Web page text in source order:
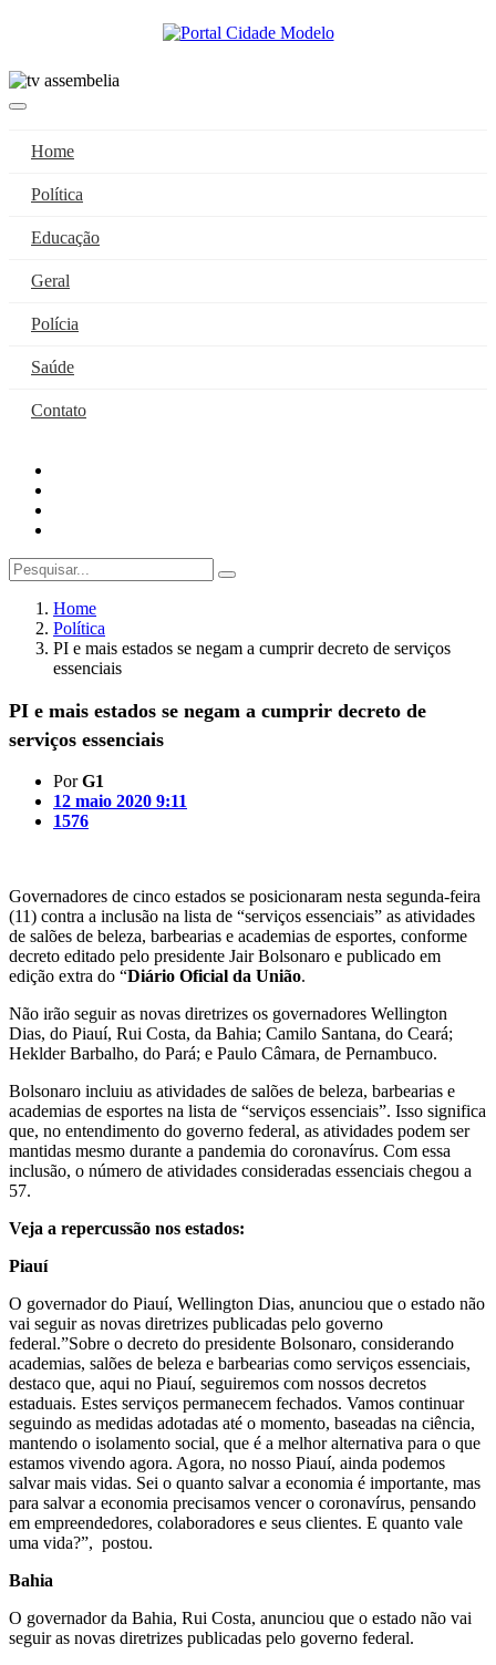
Home
Política
Educação
Geral
Polícia
Saúde
Contato
Home
Política
PI e mais estados se negam a cumprir decreto de serviços
essenciais
PI e mais estados se negam a cumprir decreto de
serviços essenciais
PorG1
12 maio 2020 9:11
1576
Governadores de cinco estados se posicionaram nesta segunda-feira
(11) contra a inclusão na lista de “serviços essenciais” as atividades
de salões de beleza, barbearias e academias de esportes, conforme
decreto editado pelo presidente Jair Bolsonaro e publicado em
edição extra do “Diário Oficial da União.
Não irão seguir as novas diretrizes os governadores Wellington
Dias, do Piauí, Rui Costa, da Bahia; Camilo Santana, do Ceará;
Heklder Barbalho, do Pará; e Paulo Câmara, de Pernambuco.
Bolsonaro incluiu as atividades de salões de beleza, barbearias e
academias de esportes na lista de “serviços essenciais”. Isso significa
que, no entendimento do governo federal, as atividades podem ser
mantidas mesmo durante a pandemia do coronavírus. Com essa
inclusão, o número de atividades consideradas essenciais chegou a
57.
Veja a repercussão nos estados:
Piauí
O governador do Piauí, Wellington Dias, anunciou que o estado não
vai seguir as novas diretrizes publicadas pelo governo
federal.”Sobre o decreto do presidente Bolsonaro, considerando
academias, salões de beleza e barbearias como serviços essenciais,
destaco que, aqui no Piauí, seguiremos com nossos decretos
estaduais. Estes serviços permanecem fechados. Vamos continuar
seguindo as medidas adotadas até o momento, baseadas na ciência,
mantendo o isolamento social, que é a melhor alternativa para o que
estamos vivendo agora. Agora, no nosso Piauí, ainda podemos
salvar mais vidas. Sei o quanto salvar a economia é importante, mas
para salvar a economia precisamos vencer o coronavírus, pensando
em empreendedores, colaboradores e seus clientes. E quanto vale
uma vida?”, postou.
Bahia
O governador da Bahia, Rui Costa, anunciou que o estado não vai
seguir as novas diretrizes publicadas pelo governo federal.